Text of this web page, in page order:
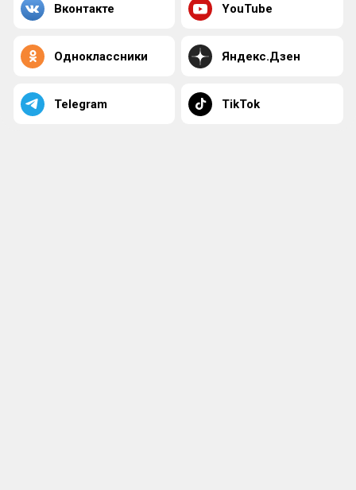
Вконтакте YouTube
Одноклассники Яндекс.Дзен
Telegram TikTok